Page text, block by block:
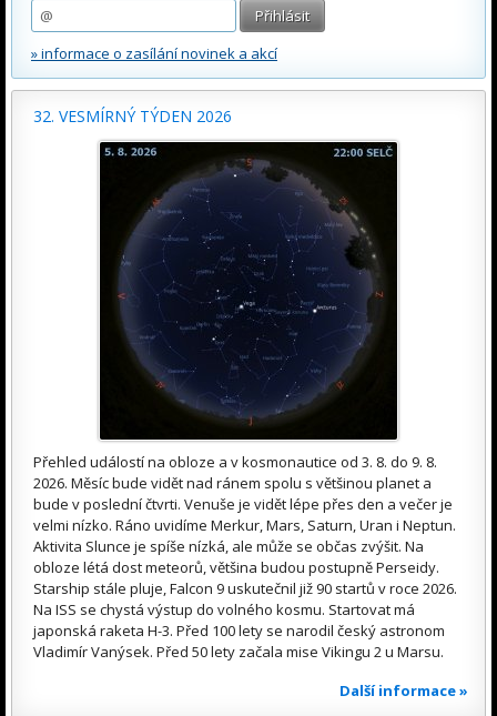
» informace o zasílání novinek a akcí
32. VESMÍRNÝ TÝDEN 2026
Přehled událostí na obloze a v kosmonautice od 3. 8. do 9. 8.
2026. Měsíc bude vidět nad ránem spolu s většinou planet a
bude v poslední čtvrti. Venuše je vidět lépe přes den a večer je
velmi nízko. Ráno uvidíme Merkur, Mars, Saturn, Uran i Neptun.
Aktivita Slunce je spíše nízká, ale může se občas zvýšit. Na
obloze létá dost meteorů, většina budou postupně Perseidy.
Starship stále pluje, Falcon 9 uskutečnil již 90 startů v roce 2026.
Na ISS se chystá výstup do volného kosmu. Startovat má
japonská raketa H-3. Před 100 lety se narodil český astronom
Vladimír Vanýsek. Před 50 lety začala mise Vikingu 2 u Marsu.
Další informace »